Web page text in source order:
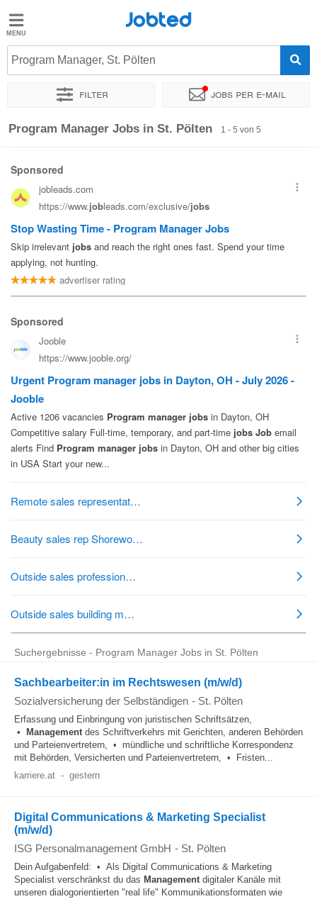
Jobted
Jobs
Jobted
Program Manager, St. Pölten
Filter Jobs per e-mail
Sortieren nach Genauer Standort Personaldienstleister
Program Manager Jobs in St. Pölten 1 - 5 von 5
Suchergebnisse - Program Manager Jobs in St. Pölten
Sachbearbeiter:in im Rechtswesen (m/w/d)
Sozialversicherung der Selbständigen - St. Pölten
Erfassung und Einbringung von juristischen Schriftsätzen,
•
Managementdes Schriftverkehrs mit Gerichten, anderen Behörden
und Parteienvertretern, • mündliche und schriftliche Korrespondenz
mit Behörden, Versicherten und Parteienvertretern, • Fristen...
karriere.at - gestern
Digital Communications & Marketing Specialist
(m/w/d)
ISG Personalmanagement GmbH - St. Pölten
Dein Aufgabenfeld: • Als Digital Communications & Marketing
Specialist verschränkst du das Managementdigitaler Kanäle mit
unseren dialogorientierten "real life" Kommunikationsformaten wie